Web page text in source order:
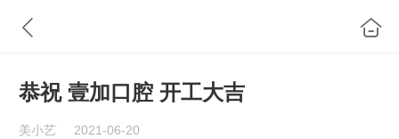
恭祝 壹加口腔 开工大吉
美小艺 2021-06-20